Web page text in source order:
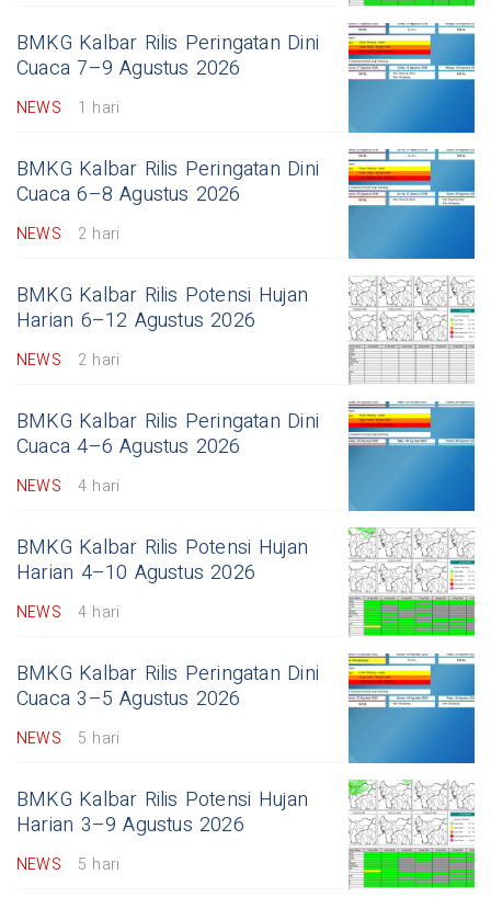
BMKG Kalbar Rilis Peringatan Dini
Cuaca 7–9 Agustus 2026
NEWS 1 hari
BMKG Kalbar Rilis Peringatan Dini
Cuaca 6–8 Agustus 2026
NEWS 2 hari
BMKG Kalbar Rilis Potensi Hujan
Harian 6–12 Agustus 2026
NEWS 2 hari
BMKG Kalbar Rilis Peringatan Dini
Cuaca 4–6 Agustus 2026
NEWS 4 hari
BMKG Kalbar Rilis Potensi Hujan
Harian 4–10 Agustus 2026
NEWS 4 hari
BMKG Kalbar Rilis Peringatan Dini
Cuaca 3–5 Agustus 2026
NEWS 5 hari
BMKG Kalbar Rilis Potensi Hujan
Harian 3–9 Agustus 2026
NEWS 5 hari